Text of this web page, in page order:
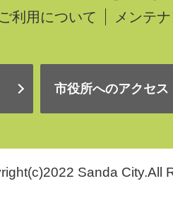
利用について
メンテ
市役所へのアクセス
Sanda City.All